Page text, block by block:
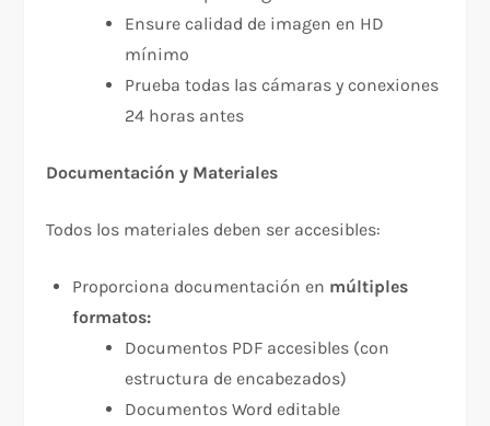
Ensure calidad de imagen en HD
mínimo
Prueba todas las cámaras y conexiones
24 horas antes
Documentación y Materiales
Todos los materiales deben ser accesibles:​
Proporciona documentación en múltiples
formatos:
Documentos PDF accesibles (con
estructura de encabezados)
Documentos Word editable